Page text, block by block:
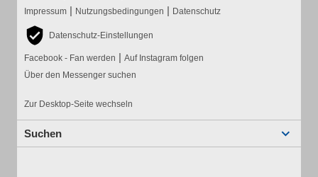
Impressum | Nutzungsbedingungen | Datenschutz
Datenschutz-Einstellungen
Facebook - Fan werden | Auf Instagram folgen
Über den Messenger suchen
Zur Desktop-Seite wechseln
Suchen